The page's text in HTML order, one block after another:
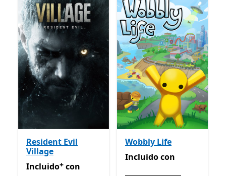
Resident Evil
Village
Incluido con Game Pass
Incluido+ con
Wobbly Life
Incluido con Game Pass
Incluidocon